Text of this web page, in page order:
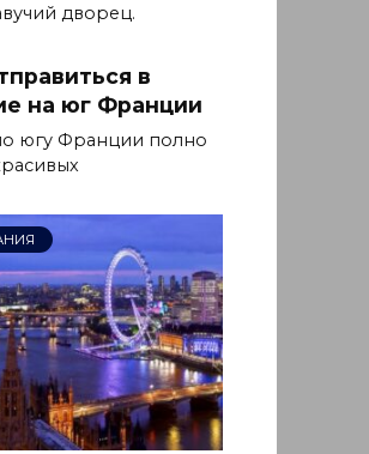
дворец.
в
на юг Франции
югу Франции полно